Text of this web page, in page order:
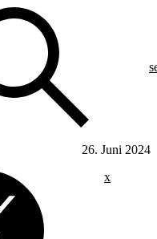
26. Juni 2024
x